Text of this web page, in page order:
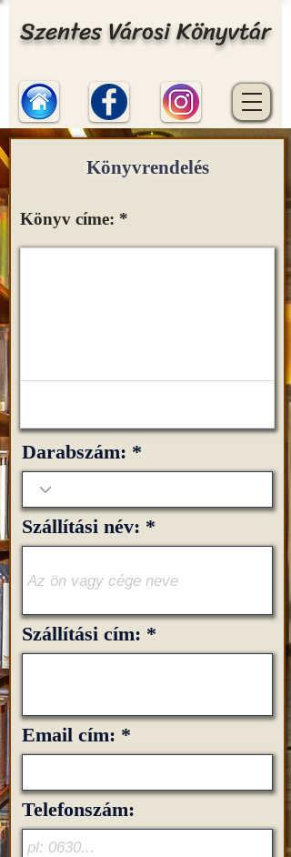
Szentes Városi Könyvtár
Könyvrendelés
Könyv címe: *
Darabszám:
Szállítási név:
Szállítási cím:
Email cím:
Telefonszám: